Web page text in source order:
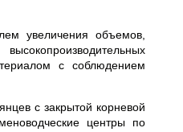
увеличения объемов,
с соблюдением
с закрытой корневой
центры по